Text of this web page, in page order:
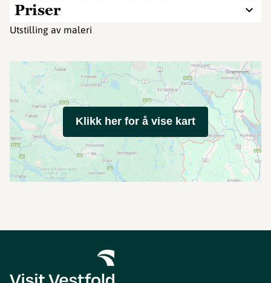
Priser
Utstilling av maleri
Klikk her for å vise kart